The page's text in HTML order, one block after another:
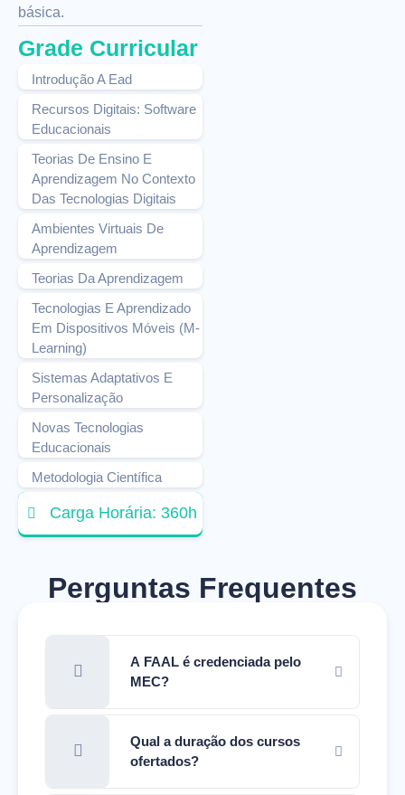
básica.
Grade Curricular
Introdução A Ead
Recursos Digitais: Software
Educacionais
Teorias De Ensino E
Aprendizagem No Contexto
Das Tecnologias Digitais
Ambientes Virtuais De
Aprendizagem
Teorias Da Aprendizagem
Tecnologias E Aprendizado
Em Dispositivos Móveis (M-
Learning)
Sistemas Adaptativos E
Personalização
Novas Tecnologias
Educacionais
Metodologia Científica
Carga Horária: 360h
Perguntas Frequentes
A FAAL é credenciada pelo
MEC?
Qual a duração dos cursos
ofertados?